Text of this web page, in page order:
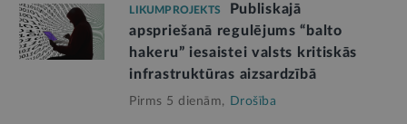
LIKUMPROJEKTS
Publiskajā
apspriešanā regulējums “balto
hakeru” iesaistei valsts kritiskās
infrastruktūras aizsardzībā
Pirms 5 dienām, Drošība